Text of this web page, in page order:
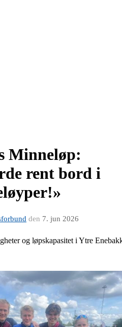
Minneløp:
rent bord i
den 7. jun 2026
og løpskapasitet i Ytre